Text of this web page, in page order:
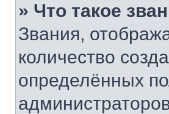
» Что такое
Звания,
количество
определённых